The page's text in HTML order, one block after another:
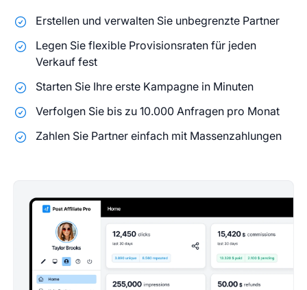
Erstellen und verwalten Sie unbegrenzte Partner
Legen Sie flexible Provisionsraten für jeden
Verkauf fest
Starten Sie Ihre erste Kampagne in Minuten
Verfolgen Sie bis zu 10.000 Anfragen pro Monat
Zahlen Sie Partner einfach mit Massenzahlungen